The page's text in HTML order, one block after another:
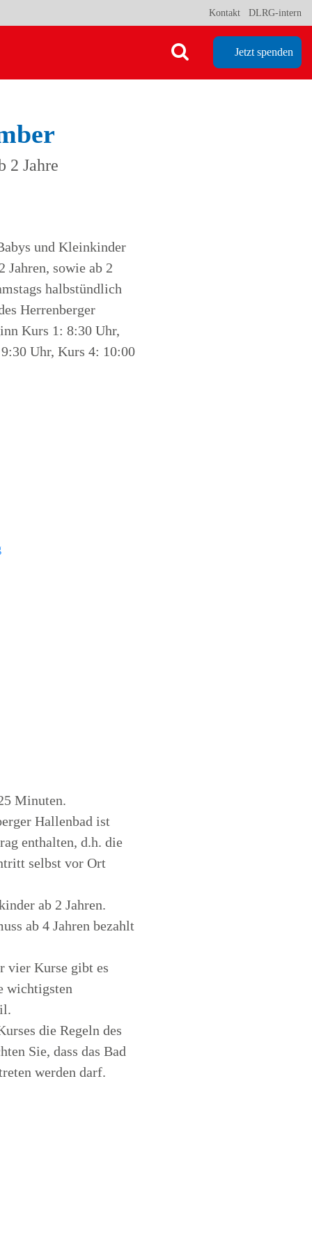
Kontakt DLRG-intern
Jetzt spenden
2 Jahre
und Kleinkinder
Jahren, sowie ab 2
halbstündlich
Herrenberger
Kurs 1: 8:30 Uhr,
Uhr, Kurs 4: 10:00
Minuten.
Hallenbad ist
enthalten, d.h. die
selbst vor Ort
ab 2 Jahren.
ab 4 Jahren bezahlt
vier Kurse gibt es
wichtigsten
die Regeln des
Sie, dass das Bad
werden darf.